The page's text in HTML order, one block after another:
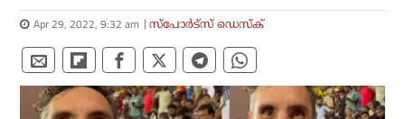
Apr 29, 2022, 9:32 am സ്പോര്‍ട്സ് ഡെസ്‌ക്